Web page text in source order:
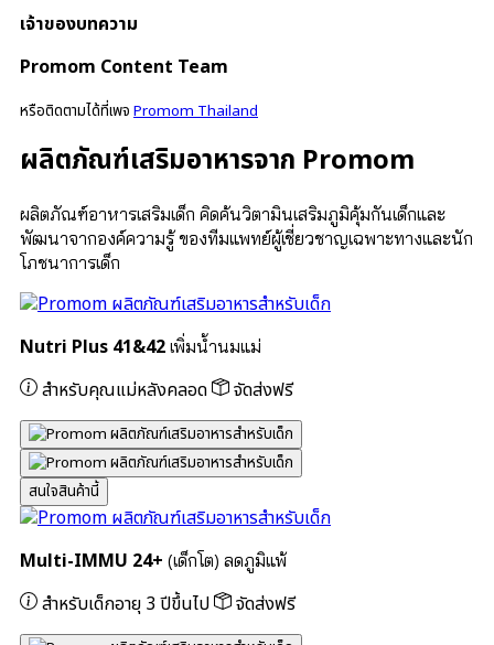
เจ้าของบทความ
Promom Content Team
หรือติดตามได้ที่เพจ Promom Thailand
ผลิตภัณฑ์เสริมอาหารจาก Promom
ผลิตภัณฑ์อาหารเสริมเด็ก คิดค้นวิตามินเสริมภูมิคุ้มกันเด็กและ
พัฒนาจากองค์ความรู้ ของทีมแพทย์ผู้เชี่ยวชาญเฉพาะทางและนัก
โภชนาการเด็ก
Nutri Plus 41&42 เพิ่มน้ำนมแม่
สำหรับคุณแม่หลังคลอด จัดส่งฟรี
สนใจสินค้านี้
Multi-IMMU 24+ (เด็กโต) ลดภูมิแพ้
สำหรับเด็กอายุ 3 ปีขึ้นไป จัดส่งฟรี